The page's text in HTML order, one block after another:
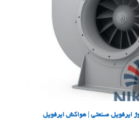
ایرفویل صنعتی | هواکش ایرفویل